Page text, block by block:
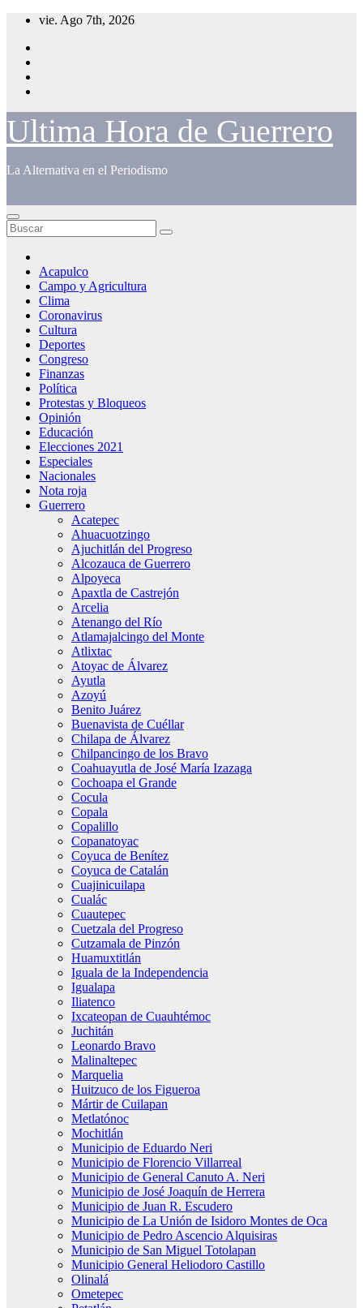
Saltar
contenido
vie. Ago 7th, 2026
Ultima Hora de Guerrero
La Alternativa en el Periodismo
Acapulco
Campo y Agricultura
Clima
Coronavirus
Cultura
Deportes
Congreso
Finanzas
Política
Protestas y Bloqueos
Opinión
Educación
Elecciones 2021
Especiales
Nacionales
Nota roja
Guerrero
Acatepec
Ahuacuotzingo
Ajuchitlán del Progreso
Alcozauca de Guerrero
Alpoyeca
Apaxtla de Castrejón
Arcelia
Atenango del Río
Atlamajalcingo del Monte
Atlixtac
Atoyac de Álvarez
Ayutla
Azoyú
Benito Juárez
Buenavista de Cuéllar
Chilapa de Álvarez
Chilpancingo de los Bravo
Coahuayutla de José María Izazaga
Cochoapa el Grande
Cocula
Copala
Copalillo
Copanatoyac
Coyuca de Benítez
Coyuca de Catalán
Cuajinicuilapa
Cualác
Cuautepec
Cuetzala del Progreso
Cutzamala de Pinzón
Huamuxtitlán
Iguala de la Independencia
Igualapa
Iliatenco
Ixcateopan de Cuauhtémoc
Juchitán
Leonardo Bravo
Malinaltepec
Marquelia
Huitzuco de los Figueroa
Mártir de Cuilapan
Metlatónoc
Mochitlán
Municipio de Eduardo Neri
Municipio de Florencio Villarreal
Municipio de General Canuto A. Neri
Municipio de José Joaquín de Herrera
Municipio de Juan R. Escudero
Municipio de La Unión de Isidoro Montes de Oca
Municipio de Pedro Ascencio Alquisiras
Municipio de San Miguel Totolapan
Municipio General Heliodoro Castillo
Olinalá
Ometepec